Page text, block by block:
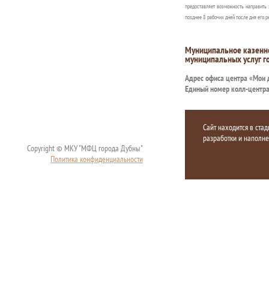
предоставляет возможность
позднее 8 рабочих дней после дня его
Муниципальное
муниципальных услуг
Адрес офиса центра «Мои
Единый номер колл-
Copyright © МКУ "МФЦ города Дубны"
Политика конфиденциальности
Сайт находится в
разработки и